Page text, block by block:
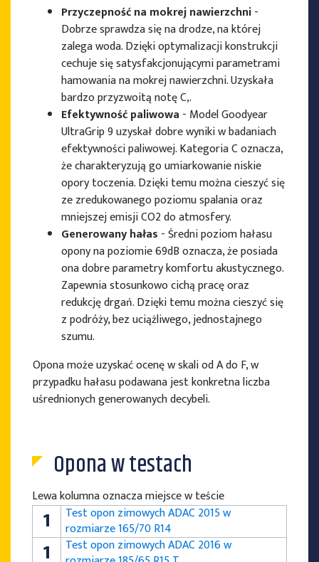
Przyczepność na mokrej nawierzchni-
Dobrze sprawdza się na drodze, na której
zalega woda. Dzięki optymalizacji konstrukcji
cechuje się satysfakcjonującymi parametrami
hamowania na mokrej nawierzchni. Uzyskała
bardzo przyzwoitą notę C,.
Efektywność paliwowa - Model Goodyear
UltraGrip 9 uzyskał dobre wyniki w badaniach
efektywności paliwowej. Kategoria C oznacza,
że charakteryzują go umiarkowanie niskie
opory toczenia. Dzięki temu można cieszyć się
ze zredukowanego poziomu spalania oraz
mniejszej emisji CO2 do atmosfery.
Generowany hałas - Średni poziom hałasu
opony na poziomie 69dB oznacza, że posiada
ona dobre parametry komfortu akustycznego.
Zapewnia stosunkowo cichą pracę oraz
redukcję drgań. Dzięki temu można cieszyć się
z podróży, bez uciążliwego, jednostajnego
szumu.
Opona może uzyskać ocenę w skali od A do F, w
przypadku hałasu podawana jest konkretna liczba
uśrednionych generowanych decybeli.
Opona w testach
Lewa kolumna oznacza miejsce w teście
1
Test opon zimowych ADAC 2015 w
rozmiarze 165/70 R14
1
Test opon zimowych ADAC 2016 w